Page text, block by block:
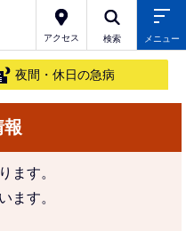
アクセス 検索 メニュー
夜間・休日の急病
報
ます。
ます。